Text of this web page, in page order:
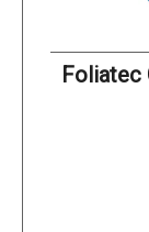
Foliatec